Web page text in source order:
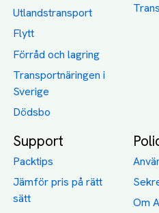
Utlandstransport
Flytt
Förråd och lagring
Transportnäringen i
Sverige
Dödsbo
Support
Packtips
Jämför pris på rätt
sätt
Om